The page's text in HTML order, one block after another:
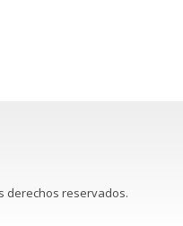
derechos reservados.